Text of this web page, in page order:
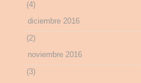
(4)
diciembre 2016
(2)
noviembre 2016
(3)